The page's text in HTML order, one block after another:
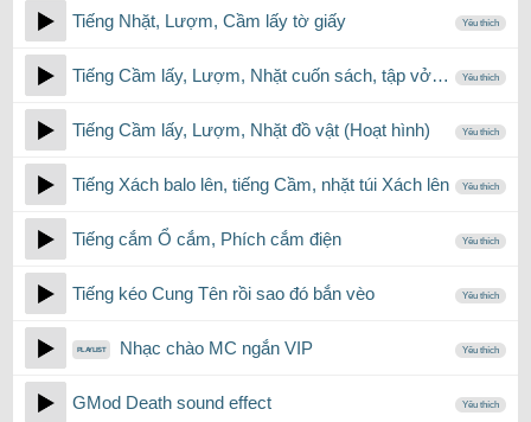
Tiếng Nhặt, Lượm, Cầm lấy tờ giấy Yêu thích
Tiếng Cầm lấy, Lượm, Nhặt cuốn sách, tập vở… Yêu thích
Tiếng Cầm lấy, Lượm, Nhặt đồ vật (Hoạt hình) Yêu thích
Tiếng Xách balo lên, tiếng Cầm, nhặt túi Xách lên Yêu thích
Tiếng cắm Ổ cắm, Phích cắm điện Yêu thích
Tiếng kéo Cung Tên rồi sao đó bắn vèo Yêu thích
Nhạc chào MC ngắn VIP Yêu thích
GMod Death sound effect Yêu thích